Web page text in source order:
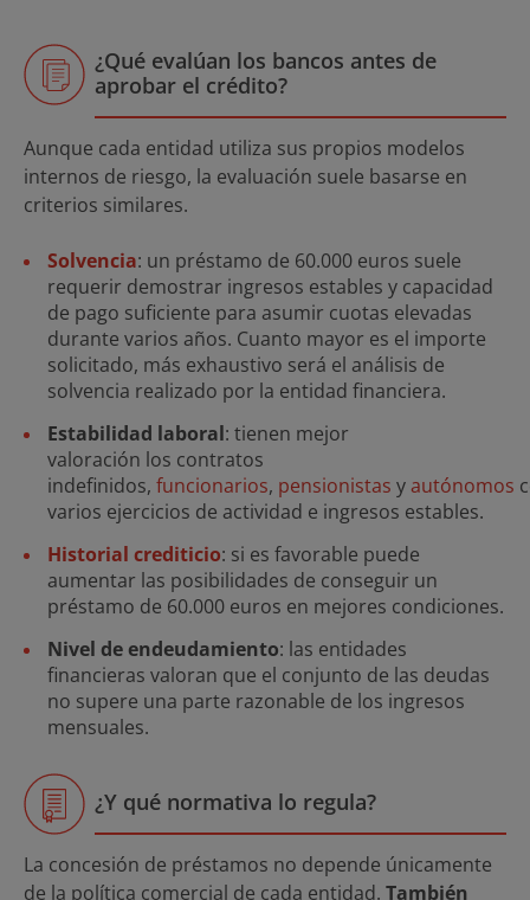
¿Qué evalúan los bancos antes de
aprobar el crédito?
Aunque cada entidad utiliza sus propios modelos
internos de riesgo, la evaluación suele basarse en
criterios similares.
Solvencia: un préstamo de 60.000 euros suele
requerir demostrar ingresos estables y capacidad
de pago suficiente para asumir cuotas elevadas
durante varios años. Cuanto mayor es el importe
solicitado, más exhaustivo será el análisis de
solvencia realizado por la entidad financiera.
Estabilidad laboral: tienen mejor
valoración los contratos
indefinidos, funcionarios, pensionistas yautónomos
varios ejercicios de actividad e ingresos estables.
Historial crediticio: si es favorable puede
aumentar las posibilidades de conseguir un
préstamo de 60.000 euros en mejores condiciones.
Nivel de endeudamiento: las entidades
financieras valoran que el conjunto de las deudas
no supere una parte razonable de los ingresos
mensuales.
¿Y qué normativa lo regula?
La concesión de préstamos no depende únicamente
de la política comercial de cada entidad. También